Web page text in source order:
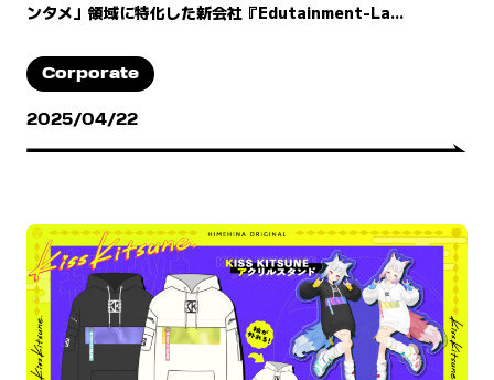
ンタメ」領域に特化した新会社『Edutainment-La...
Corporate
2025/04/22